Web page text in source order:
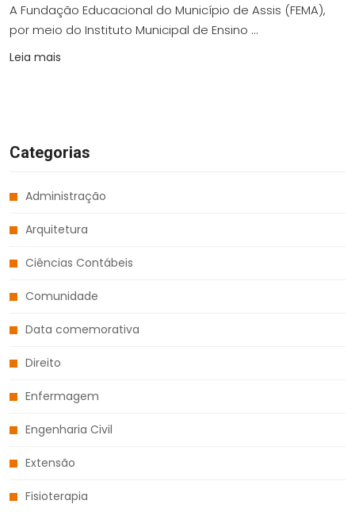
A Fundação Educacional do Município de Assis (FEMA),
por meio do Instituto Municipal de Ensino ...
Leia mais
Categorias
Administração
Arquitetura
Ciências Contábeis
Comunidade
Data comemorativa
Direito
Enfermagem
Engenharia Civil
Extensão
Fisioterapia